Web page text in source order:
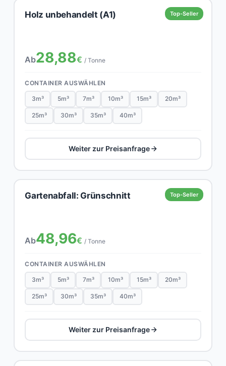
Top-Seller
Holz unbehandelt (A1)
Ab28,88€ / Tonne
CONTAINER AUSWÄHLEN
3m³ 5m³ 7m³ 10m³ 15m³ 20m³
25m³ 30m³ 35m³ 40m³
Weiter zur Preisanfrage
Top-Seller
Gartenabfall: Grünschnitt
Ab48,96€ / Tonne
CONTAINER AUSWÄHLEN
3m³ 5m³ 7m³ 10m³ 15m³ 20m³
25m³ 30m³ 35m³ 40m³
Weiter zur Preisanfrage